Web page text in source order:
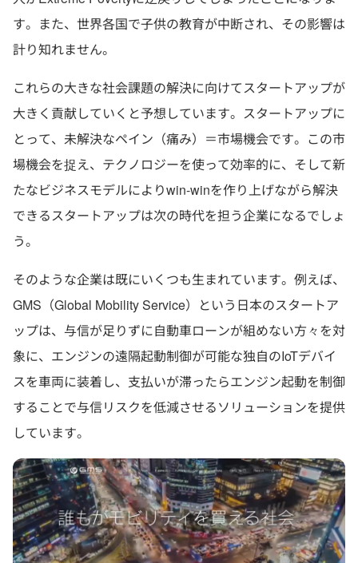
す。また、世界各国で子供の教育が中断され、その影響は
計り知れません。
これらの大きな社会課題の解決に向けてスタートアップが
大きく貢献していくと予想しています。スタートアップに
とって、未解決なペイン（痛み）＝市場機会です。この市
場機会を捉え、テクノロジーを使って効率的に、そして新
たなビジネスモデルによりwin-winを作り上げながら解決
できるスタートアップは次の時代を担う企業になるでしょ
う。
そのような企業は既にいくつも生まれています。例えば、
GMS（Global Mobility Service）という日本のスタートア
ップは、与信が足りずに自動車ローンが組めない方々を対
象に、エンジンの遠隔起動制御が可能な独自のIoTデバイ
スを車両に装着し、支払いが滞ったらエンジン起動を制御
することで与信リスクを低減させるソリューションを提供
しています。